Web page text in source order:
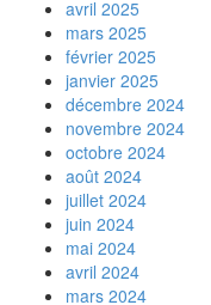
avril 2025
mars 2025
février 2025
janvier 2025
décembre 2024
novembre 2024
octobre 2024
août 2024
juillet 2024
juin 2024
mai 2024
avril 2024
mars 2024